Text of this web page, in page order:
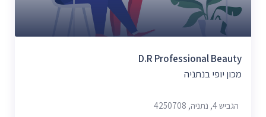
D.r Professional Beauty
מכון יופי בנתניה
הגביש 4, נתניה, 4250708